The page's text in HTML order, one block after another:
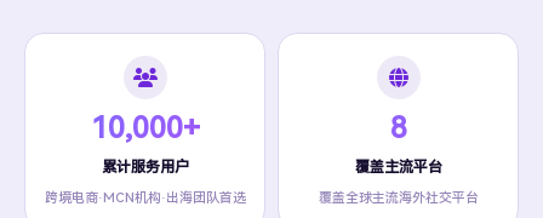
10,000+
累计服务用户
跨境电商·MCN机构·出海团队首选
8
覆盖主流平台
覆盖全球主流海外社交平台